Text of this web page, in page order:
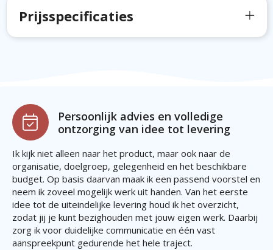
Prijsspecificaties
Persoonlijk advies en volledige
ontzorging van idee tot levering
Ik kijk niet alleen naar het product, maar ook naar de
organisatie, doelgroep, gelegenheid en het beschikbare
budget. Op basis daarvan maak ik een passend voorstel en
neem ik zoveel mogelijk werk uit handen. Van het eerste
idee tot de uiteindelijke levering houd ik het overzicht,
zodat jij je kunt bezighouden met jouw eigen werk. Daarbij
zorg ik voor duidelijke communicatie en één vast
aanspreekpunt gedurende het hele traject.